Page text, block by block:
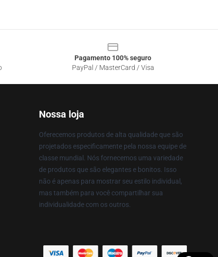
Pagamento 100% seguro
PayPal / MasterCard / Visa
Nossa loja
Oferecemos produtos de alta qualidade que são
projetados especificamente pela nossa equipe de
classe mundial. Nós fornecemos uma variedade
de produtos que são elegantes e bonitos. Isso
não é apenas para mostrar seu estilo individual,
mas também para você compartilhar sua
individualidade com os outros.